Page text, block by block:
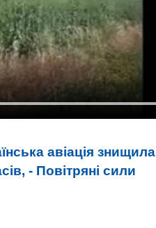
авіація
- Повітряні сили